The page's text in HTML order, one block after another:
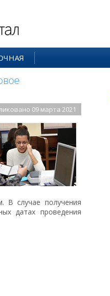
09 марта 2021
В случае получения
датах проведения